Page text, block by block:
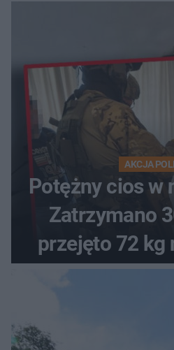
AKCJA
Potężny cios w
Zatrzymano 303 osoby i
przejęto 72 kg